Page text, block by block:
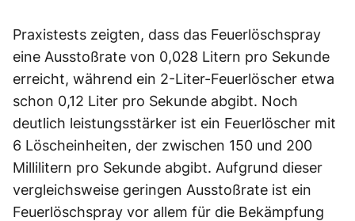
Praxistests zeigten, dass das Feuerlöschspray
eine Ausstoßrate von 0,028 Litern pro Sekunde
erreicht, während ein 2-Liter-Feuerlöscher etwa
schon 0,12 Liter pro Sekunde abgibt. Noch
deutlich leistungsstärker ist ein Feuerlöscher mit
6 Löscheinheiten, der zwischen 150 und 200
Millilitern pro Sekunde abgibt. Aufgrund dieser
vergleichsweise geringen Ausstoßrate ist ein
Feuerlöschspray vor allem für die Bekämpfung